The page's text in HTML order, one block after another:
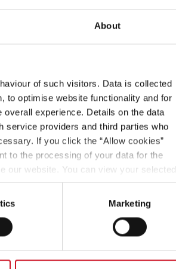
About
of such visitors. Data is collected
to optimise website functionality and for
experience. Details on the data
service providers and third parties who
If you click the “Allow cookies”
to the processing of your data for the
our website. You can view your selected
fingerprint button at the bottom left of
Marketing